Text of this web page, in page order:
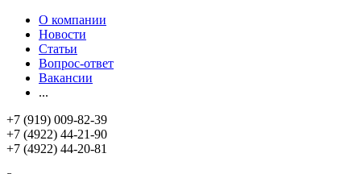
О компании
Новости
Статьи
Вопрос-ответ
Вакансии
...
+7 (919) 009-82-39
+7 (4922) 44-21-90
+7 (4922) 44-20-81